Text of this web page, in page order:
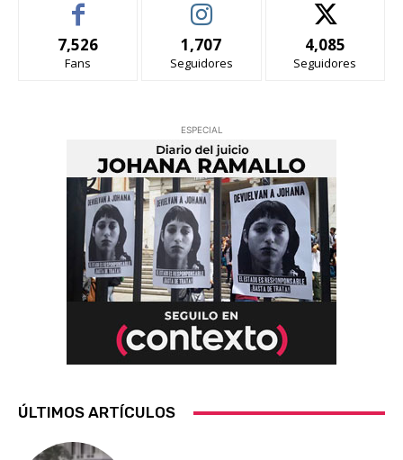
7,526
Fans
1,707
Seguidores
4,085
Seguidores
ESPECIAL
ÚLTIMOS ARTÍCULOS